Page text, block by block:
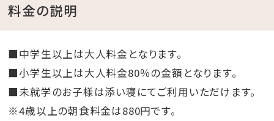
料金の説明
■中学生以上は大人料金となります。
■小学生以上は大人料金80％の金額となります。
■未就学のお子様は添い寝にてご利用いただけます。
※4歳以上の朝食料金は880円です。